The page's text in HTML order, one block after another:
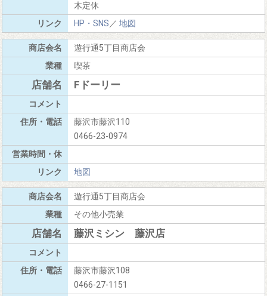
木定休
HP・SNS／ 地図
遊行通5丁目商店会
喫茶
Fドーリー
藤沢市藤沢110
0466-23-0974
地図
遊行通5丁目商店会
その他小売業
藤沢ミシン 藤沢店
藤沢市藤沢108
0466-27-1151